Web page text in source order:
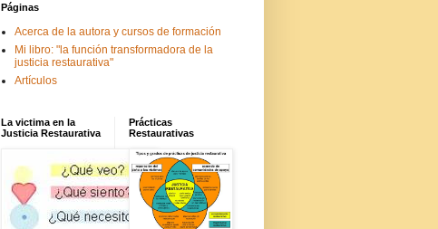
Páginas
Acerca de la autora y cursos de formación
Mi libro: "la función transformadora de la
justicia restaurativa"
Artículos
La victima en la
Justicia Restaurativa
Prácticas
Restaurativas